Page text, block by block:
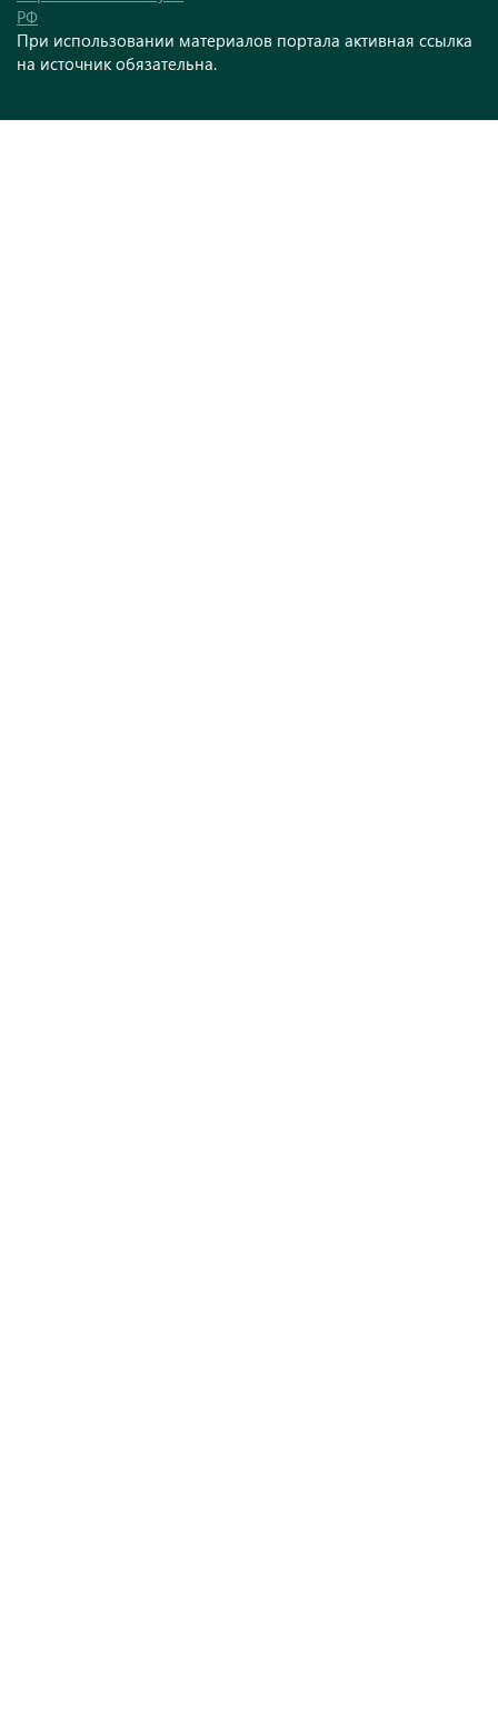
РФ
При использовании материалов портала активная ссылка
на источник обязательна.